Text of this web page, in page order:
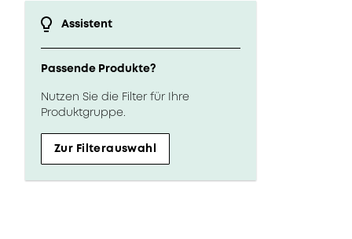
Assistent
Passende Produkte?
Nutzen Sie die Filter für Ihre
Produktgruppe.
Zur Filterauswahl